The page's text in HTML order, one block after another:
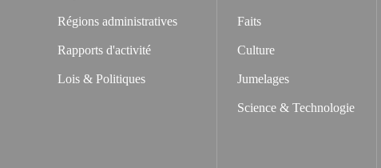
Régions administratives
Rapports d'activité
Lois & Politiques
Faits
Culture
Jumelages
Science & Technologie